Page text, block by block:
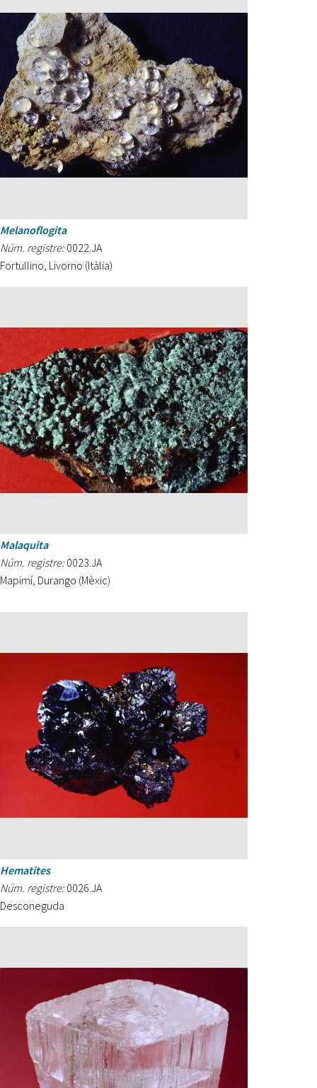
Melanoflogita
Núm. registre: 0022.JA
Fortullino, Livorno (Itàlia)
Malaquita
Núm. registre: 0023.JA
Mapimí, Durango (Mèxic)
Hematites
Núm. registre: 0026.JA
Desconeguda